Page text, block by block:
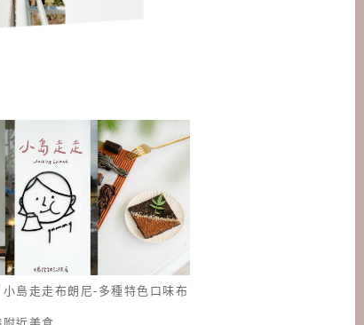
島走走布朗尼-多種特色口味布